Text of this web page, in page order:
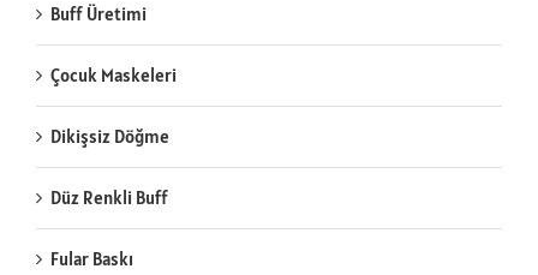
Buff Üretimi
Çocuk Maskeleri
Dikişsiz Döğme
Düz Renkli Buff
Fular Baskı